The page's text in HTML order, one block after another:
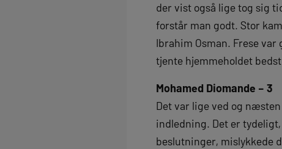
der vist også lige tog sig
forstår man godt. Stor
Ibrahim Osman. Frese
tjente hjemmeholdet
Mohamed Diomande – 3
Det var lige ved og
indledning. Det er
beslutninger, mislykkede